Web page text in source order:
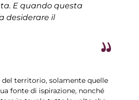
E quando questa
desiderare il
del territorio, solamente quelle
fonte di ispirazione, nonché